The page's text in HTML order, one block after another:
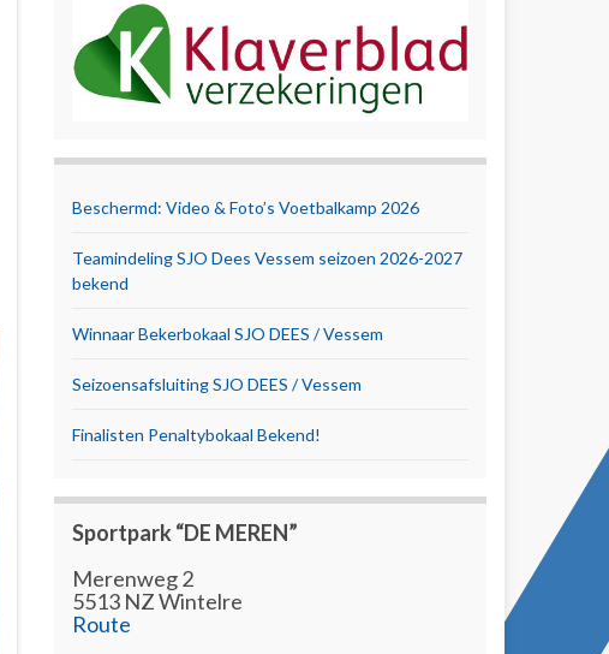
Beschermd: Video & Foto’s Voetbalkamp 2026
Teamindeling SJO Dees Vessem seizoen 2026-2027
bekend
Winnaar Bekerbokaal SJO DEES / Vessem
Seizoensafsluiting SJO DEES / Vessem
Finalisten Penaltybokaal Bekend!
Sportpark “DE MEREN”
Merenweg 2
5513 NZ Wintelre
Route